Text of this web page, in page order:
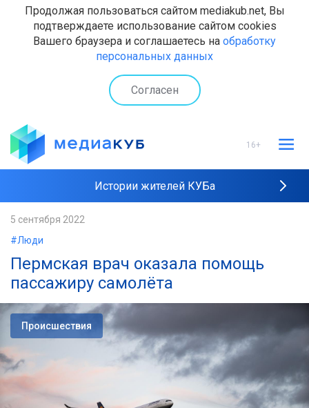
Продолжая пользоваться сайтом mediakub.net, Вы
подтверждаете использование сайтом cookies
Вашего браузера и соглашаетесь на обработку
персональных данных
Согласен
16+
Истории жителей КУБа
5 сентября 2022
#Люди
Пермская врач оказала помощь
пассажиру самолёта
Происшествия